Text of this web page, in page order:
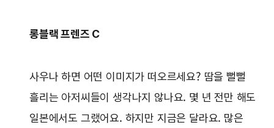
롱블랙 프렌즈 C
사우나 하면 어떤 이미지가 떠오르세요? 땀을 뻘뻘
흘리는 아저씨들이 생각나지 않나요. 몇 년 전만 해도
일본에서도 그랬어요. 하지만 지금은 달라요. 많은